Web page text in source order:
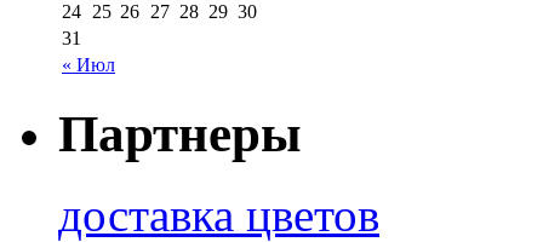
« Июл
24 25 26 27 28 29 30
31
Партнеры
доставка цветов